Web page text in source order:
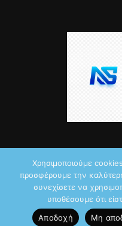
© 2026 by iTechNews.gr
Maddoctor dreamed it,
created it.
Χρησιμοποιούμε
προσφέρουμε την
συνεχίσετε να
υποθέσουμε ότι
Αποδοχή
Μη